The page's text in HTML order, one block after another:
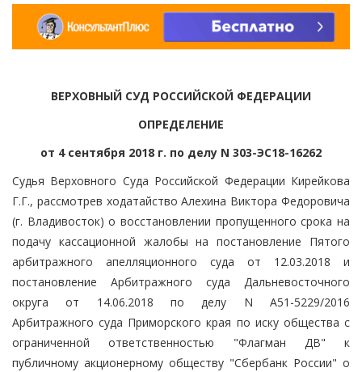
ВЕРХОВНЫЙ СУД РОССИЙСКОЙ ФЕДЕРАЦИИ
ОПРЕДЕЛЕНИЕ
от 4 сентября 2018 г. по делу N 303-ЭС18-16262
Судья Верховного Суда Российской Федерации Кирейкова
Г.Г., рассмотрев ходатайство Алехина Виктора Федоровича
(г. Владивосток) о восстановлении пропущенного срока на
подачу кассационной жалобы на постановление Пятого
арбитражного апелляционного суда от 12.03.2018 и
постановление Арбитражного суда Дальневосточного
округа от 14.06.2018 по делу N А51-5229/2016
Арбитражного суда Приморского края по иску общества с
ограниченной ответственностью "Флагман ДВ" к
публичному акционерному обществу "Сбербанк России" о